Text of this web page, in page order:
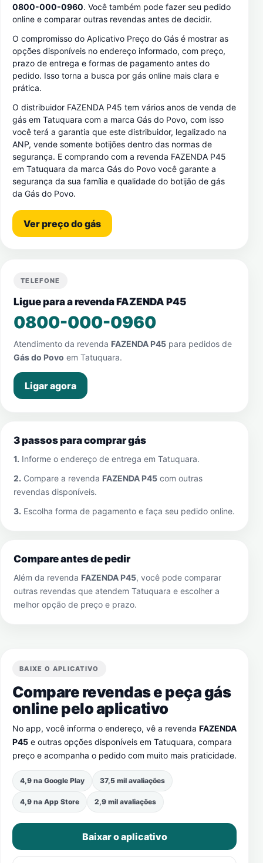
0800-000-0960. Você também pode fazer seu pedido
online e comparar outras revendas antes de decidir.
O compromisso do Aplicativo Preço do Gás é mostrar as
opções disponíveis no endereço informado, com preço,
prazo de entrega e formas de pagamento antes do
pedido. Isso torna a busca por gás online mais clara e
prática.
O distribuidor FAZENDA P45 tem vários anos de venda de
gás em Tatuquara com a marca Gás do Povo, com isso
você terá a garantia que este distribuidor, legalizado na
ANP, vende somente botijões dentro das normas de
segurança. E comprando com a revenda FAZENDA P45
em Tatuquara da marca Gás do Povo você garante a
segurança da sua família e qualidade do botijão de gás
da Gás do Povo.
Ver preço do gás
TELEFONE
Ligue para a revenda FAZENDA P45
0800-000-0960
Atendimento da revenda FAZENDA P45 para pedidos de
Gás do Povo em Tatuquara.
Ligar agora
3 passos para comprar gás
1. Informe o endereço de entrega em Tatuquara.
2. Compare a revenda FAZENDA P45 com outras
revendas disponíveis.
3. Escolha forma de pagamento e faça seu pedido online.
Compare antes de pedir
Além da revenda FAZENDA P45, você pode comparar
outras revendas que atendem Tatuquara e escolher a
melhor opção de preço e prazo.
BAIXE O APLICATIVO
Compare revendas e peça gás
online pelo aplicativo
No app, você informa o endereço, vê a revenda FAZENDA
P45 e outras opções disponíveis em Tatuquara, compara
preço e acompanha o pedido com muito mais praticidade.
4,9 na Google Play 37,5 mil avaliações
4,9 na App Store 2,9 mil avaliações
Baixar o aplicativo